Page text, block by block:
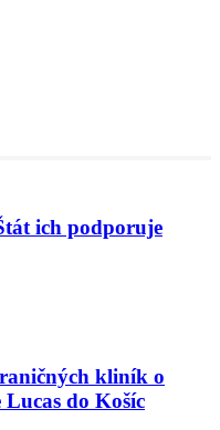
ich podporuje
kliník o
do Košíc